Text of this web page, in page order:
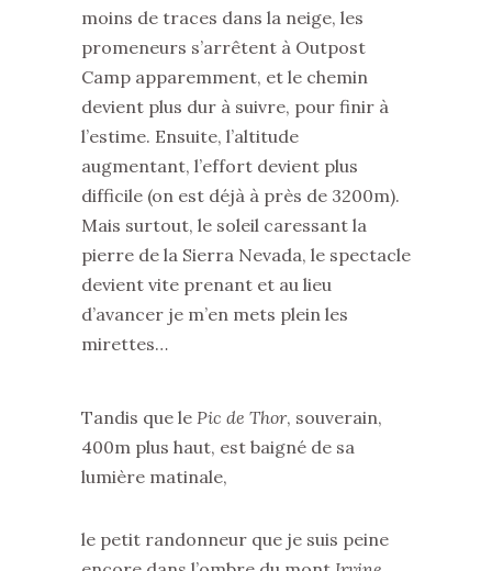
moins de traces dans la neige, les
promeneurs s’arrêtent à Outpost
Camp apparemment, et le chemin
devient plus dur à suivre, pour finir à
l’estime. Ensuite, l’altitude
augmentant, l’effort devient plus
difficile (on est déjà à près de 3200m).
Mais surtout, le soleil caressant la
pierre de la Sierra Nevada, le spectacle
devient vite prenant et au lieu
d’avancer je m’en mets plein les
mirettes…
Tandis que le Pic de Thor, souverain,
400m plus haut, est baigné de sa
lumière matinale,
le petit randonneur que je suis peine